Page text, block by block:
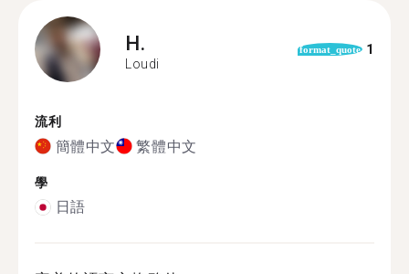
H.
Loudi
format_quote 1
流利
簡體中文 繁體中文
學
日語